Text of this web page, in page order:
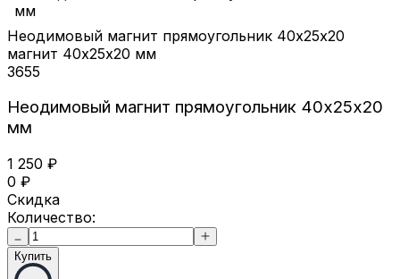
Неодимовый магнит прямоугольник 40х25х20
магнит 40х25х20 мм
3655
Неодимовый магнит прямоугольник 40х25х20
мм
1 250 ₽
0 ₽
Скидка
Количество:
Купить